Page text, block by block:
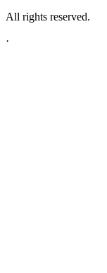
All rights reserved.
·